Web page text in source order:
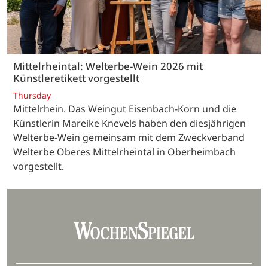
Mittelrheintal: Welterbe-Wein 2026 mit
Künstleretikett vorgestellt
Thursday
Mittelrhein. Das Weingut Eisenbach-Korn und die
Künstlerin Mareike Knevels haben den diesjährigen
Welterbe-Wein gemeinsam mit dem Zweckverband
Welterbe Oberes Mittelrheintal in Oberheimbach
vorgestellt.